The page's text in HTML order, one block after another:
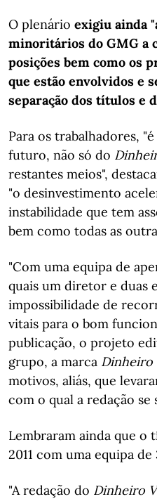
O plenário exigiu ainda
minoritários do GMG a
posições bem como os
que estão envolvidos e
separação dos títulos e
Para os trabalhadores,
futuro, não só do
restantes meios",
"o desinvestimento
instabilidade que tem
bem como todas as
"Com uma equipa de
quais um diretor e duas
impossibilidade de
vitais para o bom
publicação, o projeto
grupo, a marca Dinheiro
motivos, aliás, que
com o qual a redação
Lembraram ainda que o
2011 com uma equipa de
"A redação do Dinheiro